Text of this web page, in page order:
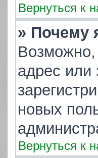
Вернуться к
» Почему
Возможно,
адрес или
новых
Вернуться к